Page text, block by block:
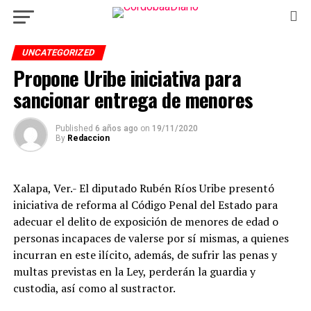
UNCATEGORIZED
Propone Uribe iniciativa para
sancionar entrega de menores
Published 6 años ago on 19/11/2020
By Redaccion
Xalapa, Ver.- El diputado Rubén Ríos Uribe presentó
iniciativa de reforma al Código Penal del Estado para
adecuar el delito de exposición de menores de edad o
personas incapaces de valerse por sí mismas, a quienes
incurran en este ilícito, además, de sufrir las penas y
multas previstas en la Ley, perderán la guardia y
custodia, así como al sustractor.